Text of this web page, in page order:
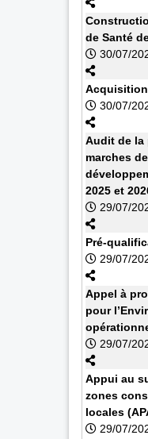
de Santé
30/07/
Acquisition
30/07/
Audit de la
marches
2025 et
29/07/
Pré-
29/07/
Appel à
pour
29/07/
Appui au
zones
locales
29/07/